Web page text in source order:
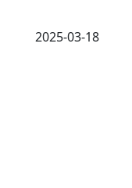
2025-03-18